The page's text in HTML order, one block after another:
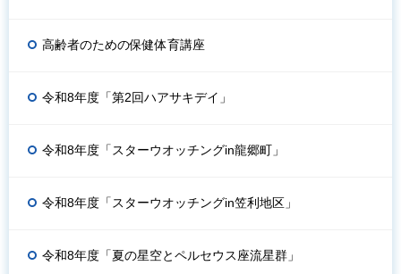
高齢者のための保健体育講座
令和8年度「第2回ハアサキデイ」
令和8年度「スターウオッチングin龍郷町」
令和8年度「スターウオッチングin笠利地区」
令和8年度「夏の星空とペルセウス座流星群」